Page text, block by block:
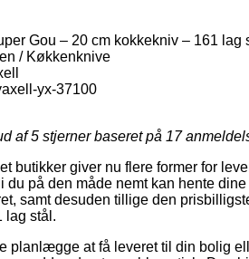
Gou – 20 cm kokkekniv – 161 lag
/ Køkkenknive
yx-37100
af 5 stjerner baseret på 17
butikker giver nu flere former for
du på den måde nemt kan hente
samt desuden tillige den
lag stål.
planlægge at få leveret til din bolig